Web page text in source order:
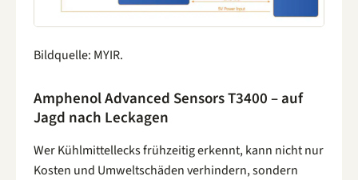
Bildquelle: MYIR.
Amphenol Advanced Sensors T3400 – auf
Jagd nach Leckagen
Wer Kühlmittellecks frühzeitig erkennt, kann nicht nur
Kosten und Umweltschäden verhindern, sondern